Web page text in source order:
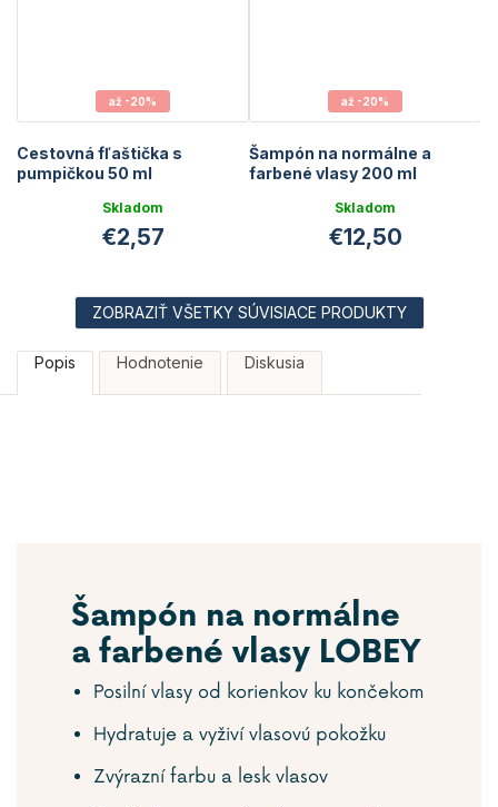
až -20%
Cestovná fľaštička s
pumpičkou 50 ml
Skladom
€2,57
až -20%
Šampón na normálne a
farbené vlasy 200 ml
Skladom
€12,50
ZOBRAZIŤ VŠETKY SÚVISIACE PRODUKTY
Popis Hodnotenie Diskusia
Šampón na normálne
a farbené vlasy LOBEY
Posilní vlasy od korienkov ku končekom
Hydratuje a vyživí vlasovú pokožku
Zvýrazní farbu a lesk vlasov